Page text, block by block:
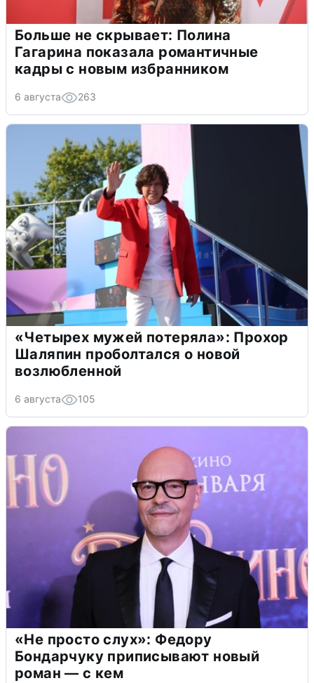
Больше не скрывает: Полина
Гагарина показала романтичные
кадры с новым избранником
6 августа 263
«Четырех мужей потеряла»: Прохор
Шаляпин проболтался о новой
возлюбленной
6 августа 105
«Не просто слух»: Федору
Бондарчуку приписывают новый
роман — с кем